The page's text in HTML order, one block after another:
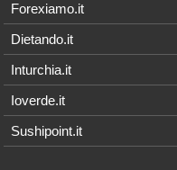
Forexiamo.it
Dietando.it
Inturchia.it
Ioverde.it
Sushipoint.it